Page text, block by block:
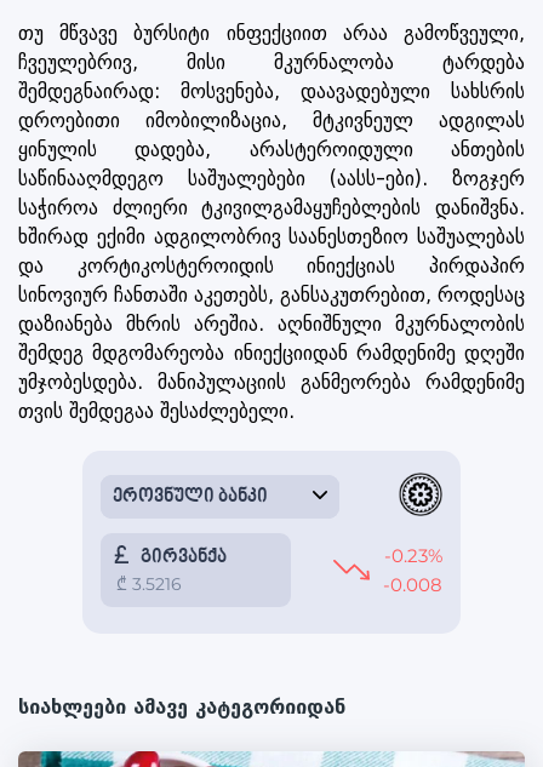
თუ მწვავე ბურსიტი ინფექციით არაა გამოწვეული,
ჩვეულებრივ, მისი მკურნალობა ტარდება
შემდეგნაირად: მოსვენება, დაავადებული სახსრის
დროებითი იმობილიზაცია, მტკივნეულ ადგილას
ყინულის დადება, არასტეროიდული ანთების
საწინააღმდეგო საშუალებები (აასს-ები). ზოგჯერ
საჭიროა ძლიერი ტკივილგამაყუჩებლების დანიშვნა.
ხშირად ექიმი ადგილობრივ საანესთეზიო საშუალებას
და კორტიკოსტეროიდის ინიექციას პირდაპირ
სინოვიურ ჩანთაში აკეთებს, განსაკუთრებით, როდესაც
დაზიანება მხრის არეშია. აღნიშნული მკურნალობის
შემდეგ მდგომარეობა ინიექციიდან რამდენიმე დღეში
უმჯობესდება. მანიპულაციის განმეორება რამდენიმე
თვის შემდეგაა შესაძლებელი.
სიახლეები ამავე კატეგორიიდან